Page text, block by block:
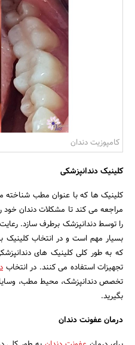
کامپوزیت دندان
کلینیک دندانپزشکی
کلینیک ها که با عنوان مطب شناخته
مراجعه می کند تا مشکلات دندان
را توسط دندانپزشک برطرف سازد.
بسیار مهم است و در انتخاب کلینیک
که به طور کلی کلینیک های
تجهیزات استفاده می کنند. در انتخاب
تخصص دندانپزشک، محیط مطب، وسایل
بگیرید.
درمان عفونت دندان